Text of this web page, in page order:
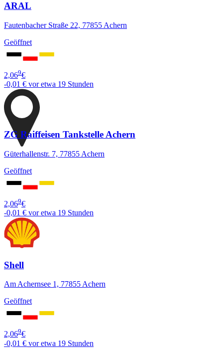
ARAL
Fautenbacher Straße 22, 77855 Achern
Geöffnet
2,069€
-0,01 € vor etwa 19 Stunden
ZG Raiffeisen Tankstelle Achern
Güterhallenstr. 7, 77855 Achern
Geöffnet
2,069€
-0,01 € vor etwa 19 Stunden
Shell
Am Achernsee 1, 77855 Achern
Geöffnet
2,069€
-0,01 € vor etwa 19 Stunden